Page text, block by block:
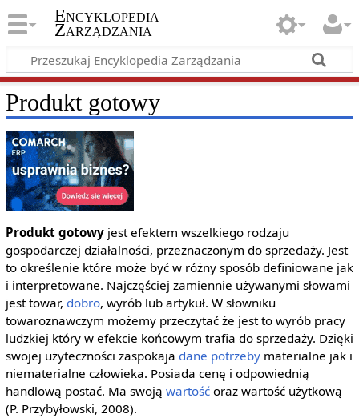
Encyklopedia
Zarządzania
Produkt gotowy
Produkt gotowyjest efektem wszelkiego rodzaju
gospodarczej działalności, przeznaczonym do sprzedaży. Jest
to określenie które może być w różny sposób definiowane jak
i interpretowane. Najczęściej zamiennie używanymi słowami
jest towar, dobro, wyrób lub artykuł. W słowniku
towaroznawczym możemy przeczytać że jest to wyrób pracy
ludzkiej który w efekcie końcowym trafia do sprzedaży. Dzięki
swojej użyteczności zaspokaja dane potrzebymaterialne jak i
niematerialne człowieka. Posiada cenę i odpowiednią
handlową postać. Ma swoją wartośćoraz wartość użytkową
(P. Przybyłowski, 2008).